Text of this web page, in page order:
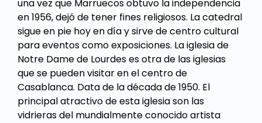
una vez que Marruecos obtuvo la independencia
en 1956, dejó de tener fines religiosos. La catedral
sigue en pie hoy en día y sirve de centro cultural
para eventos como exposiciones. La iglesia de
Notre Dame de Lourdes es otra de las iglesias
que se pueden visitar en el centro de
Casablanca. Data de la década de 1950. El
principal atractivo de esta iglesia son las
vidrieras del mundialmente conocido artista